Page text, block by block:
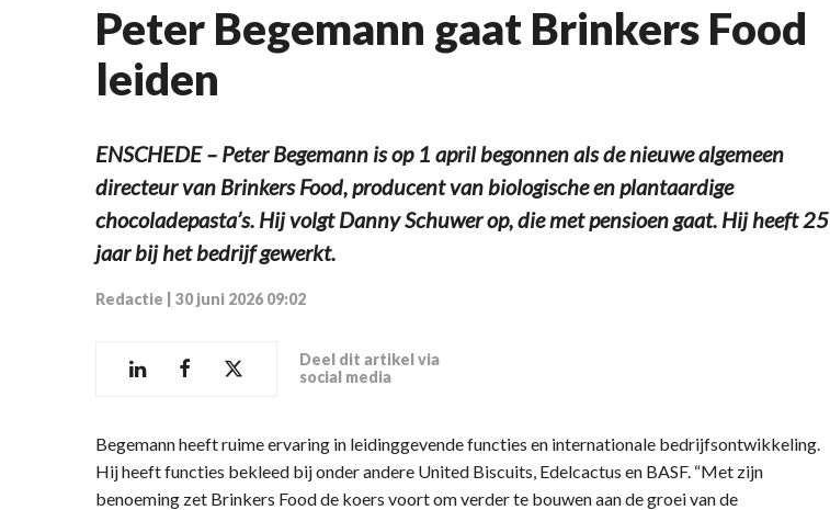
Peter Begemann gaat Brinkers Food
leiden
ENSCHEDE – Peter Begemann is op 1 april begonnen als de nieuwe algemeen
directeur van Brinkers Food, producent van biologische en plantaardige
chocoladepasta’s. Hij volgt Danny Schuwer op, die met pensioen gaat. Hij heeft 25
jaar bij het bedrijf gewerkt.
Redactie 30 juni 2026 09:02
Deel dit artikel via
social media
Begemann heeft ruime ervaring in leidinggevende functies en internationale bedrijfsontwikkeling.
Hij heeft functies bekleed bij onder andere United Biscuits, Edelcactus en BASF. “Met zijn
benoeming zet Brinkers Food de koers voort om verder te bouwen aan de groei van de